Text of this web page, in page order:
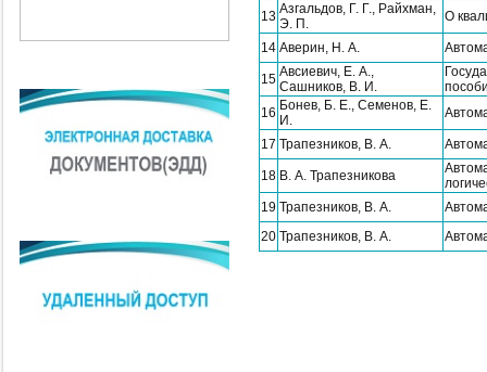
13 Азгальдов, Г. Г., Райхман,
Э. П.
О
14 Аверин, Н. А.
15 Авсиевич, Е. А.,
Сашников, В. И.
16 Бонев, Б. Е., Семенов, Е.
И.
17 Трапезников, В. А.
18 В. А. Трапезникова
19 Трапезников, В. А.
20 Трапезников, В. А.